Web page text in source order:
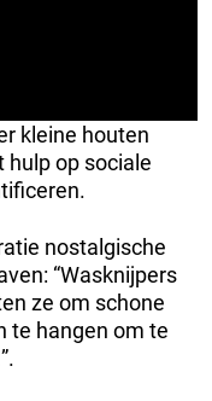
kleine houten
op sociale
nostalgische
“Wasknijpers
ze om schone
te hangen om te